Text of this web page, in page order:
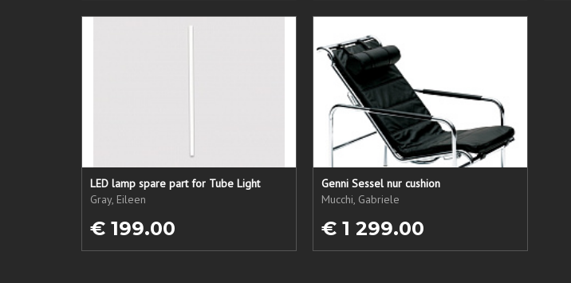
LED lamp spare part for Tube Light
Gray, Eileen
€ 199.00
Genni Sessel nur cushion
Mucchi, Gabriele
€ 1 299.00